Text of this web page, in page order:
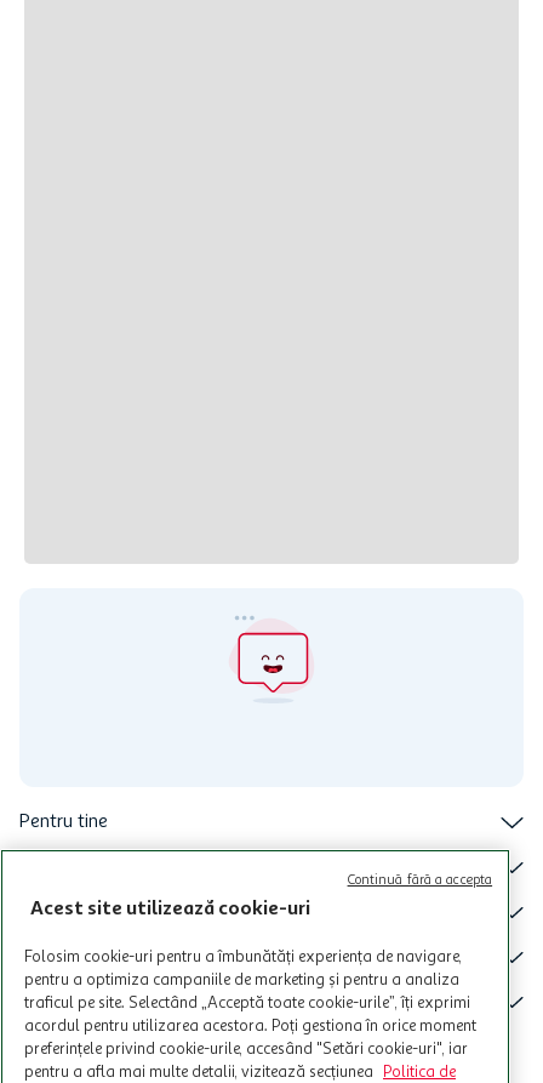
Pentru tine
De ajutor
Tinem aproape
Categorii principale
Acest site utilizează cookie-uri
Folosim cookie-uri pentru a îmbunătăți experiența de navigare,
pentru a optimiza campaniile de marketing și pentru a analiza
traficul pe site. Selectând „Acceptă toate cookie-urile”, îți exprimi
acordul pentru utilizarea acestora. Poți gestiona în orice moment
preferințele privind cookie-urile, accesând "Setări cookie-uri", iar
pentru a afla mai multe detalii, vizitează secțiunea
Politica de
Continuă fără a accepta